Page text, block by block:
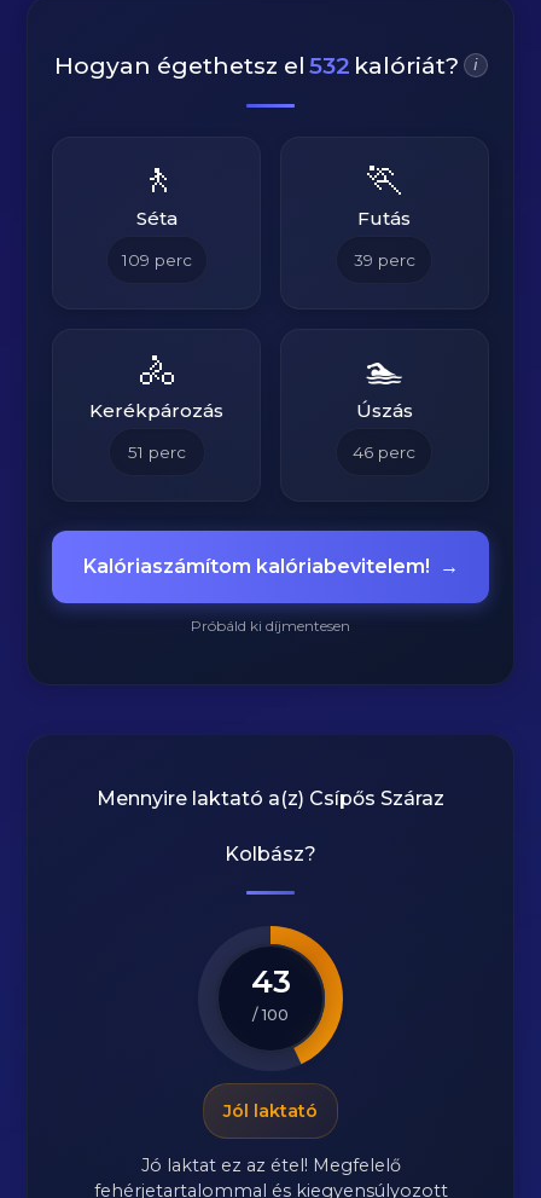
Hogyan égethetsz el 532 kalóriát? i
🚶
Séta
109 perc
🏃
Futás
39 perc
🚴
Kerékpározás
51 perc
🏊
Úszás
46 perc
Kalóriaszámítom kalóriabevitelem! →
Próbáld ki díjmentesen
Mennyire laktató a(z) Csípős Száraz
Kolbász?
43
/ 100
Jól laktató
Jó laktat ez az étel! Megfelelő
fehérjetartalommal és kiegyensúlyozott